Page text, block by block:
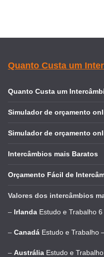
Quanto Custa um
Quanto Custa um
Simulador de orçamento
Simulador de orçamento
Intercâmbios mais Baratos
Orçamento Fácil de
Valores dos intercâmbios
– Irlanda Estudo e Trabalho
– Canadá Estudo e Trabalho
– Austrália Estudo e